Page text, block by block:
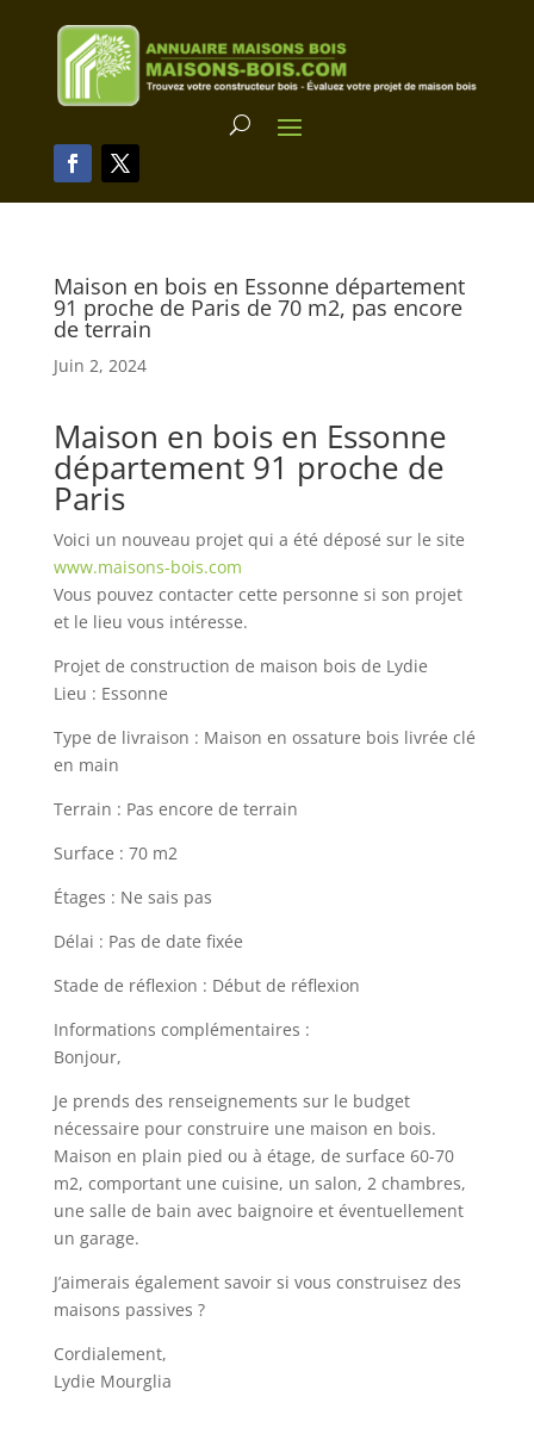
Maison en bois en Essonne département
91 proche de Paris de 70 m2, pas encore
de terrain
Juin 2, 2024
Maison en bois en Essonne
département 91 proche de
Paris
Voici un nouveau projet qui a été déposé sur le site
www.maisons-bois.com
Vous pouvez contacter cette personne si son projet
et le lieu vous intéresse.
Projet de construction de maison bois de Lydie
Lieu : Essonne
Type de livraison : Maison en ossature bois livrée clé
en main
Terrain : Pas encore de terrain
Surface : 70 m2
Étages : Ne sais pas
Délai : Pas de date fixée
Stade de réflexion : Début de réflexion
Informations complémentaires :
Bonjour,
Je prends des renseignements sur le budget
nécessaire pour construire une maison en bois.
Maison en plain pied ou à étage, de surface 60-70
m2, comportant une cuisine, un salon, 2 chambres,
une salle de bain avec baignoire et éventuellement
un garage.
J’aimerais également savoir si vous construisez des
maisons passives ?
Cordialement,
Lydie Mourglia